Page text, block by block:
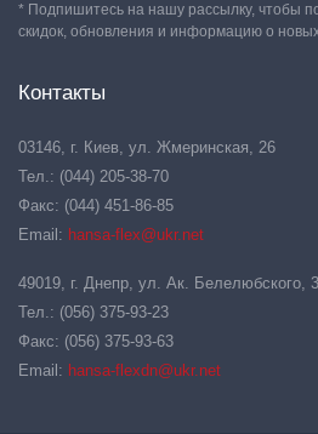
* Подпишитесь на нашу рассылку, чтобы
скидок, обновления и информацию о
Контакты
03146, г. Киев, ул. Жмеринская, 26
Тел.: (044) 205-38-70
Факс: (044) 451-86-85
Email: hansa-flex@ukr.net
49019, г. Днепр, ул. Ак. Белелюбского,
Тел.: (056) 375-93-23
Факс: (056) 375-93-63
Email: hansa-flexdn@ukr.net